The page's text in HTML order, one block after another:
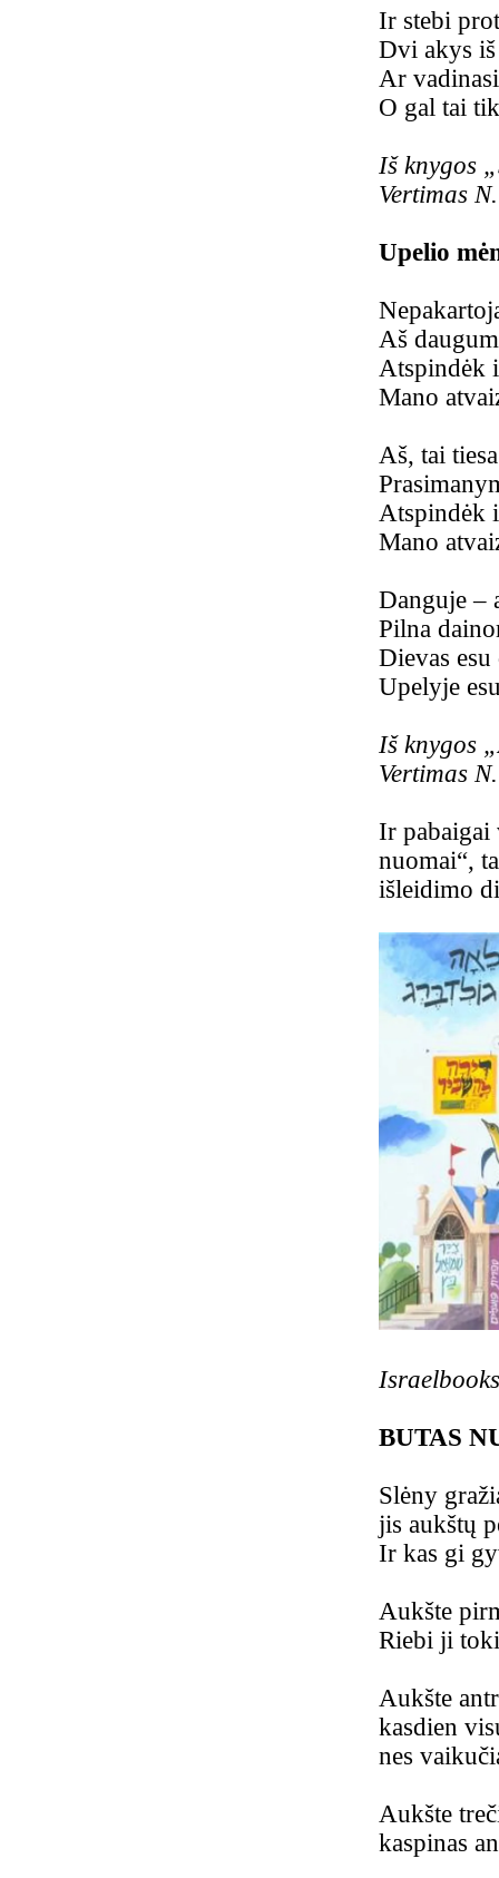
Ir stebi
Dvi akys
Ar
O gal tai
Iš knygos
Vertimas
Upelio
Aš
Atspindėk
Mano
Aš, tai
Atspindėk
Mano
Danguje –
Pilna
Dievas
Upelyje
Iš knygos
Vertimas
Ir pabaigai
nuomai“,
išleidimo
BUTAS
Slėny
jis aukštų
Ir kas gi
Aukšte
Riebi ji
Aukšte
kasdien
nes
Aukšte
kaspinas